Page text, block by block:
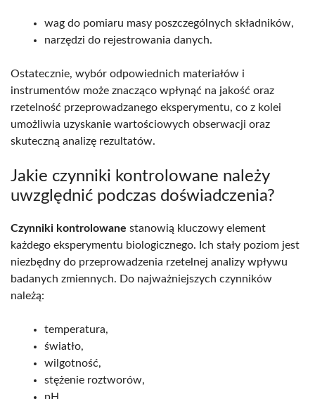
wag do pomiaru masy poszczególnych składników,
narzędzi do rejestrowania danych.
Ostatecznie, wybór odpowiednich materiałów i
instrumentów może znacząco wpłynąć na jakość oraz
rzetelność przeprowadzanego eksperymentu, co z kolei
umożliwia uzyskanie wartościowych obserwacji oraz
skuteczną analizę rezultatów.
Jakie czynniki kontrolowane należy
uwzględnić podczas doświadczenia?
Czynniki kontrolowane stanowią kluczowy element
każdego eksperymentu biologicznego. Ich stały poziom jest
niezbędny do przeprowadzenia rzetelnej analizy wpływu
badanych zmiennych. Do najważniejszych czynników
należą:
temperatura,
światło,
wilgotność,
stężenie roztworów,